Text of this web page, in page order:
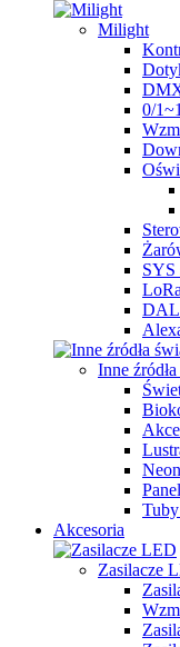
Milight
0/
SYS
Inne źródła
Akcesoria
Zasilacze